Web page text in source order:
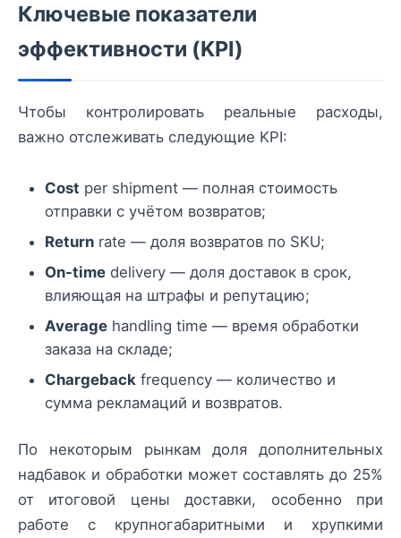
Ключевые показатели
эффективности (KPI)
Чтобы контролировать реальные расходы,
важно отслеживать следующие KPI:
Cost per shipment — полная стоимость
отправки с учётом возвратов;
Return rate — доля возвратов по SKU;
On-time delivery — доля доставок в срок,
влияющая на штрафы и репутацию;
Average handling time — время обработки
заказа на складе;
Chargeback frequency — количество и
сумма рекламаций и возвратов.
По некоторым рынкам доля дополнительных
надбавок и обработки может составлять до 25%
от итоговой цены доставки, особенно при
работе с крупногабаритными и хрупкими